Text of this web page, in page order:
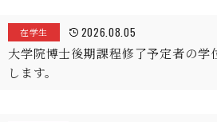
在学生 2026.08.05
大学院博士後期課程修了予定者の学
します。